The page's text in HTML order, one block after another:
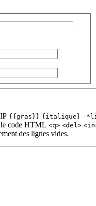
{{gras}} {italique} -
code HTML <q> <del>
des lignes vides.